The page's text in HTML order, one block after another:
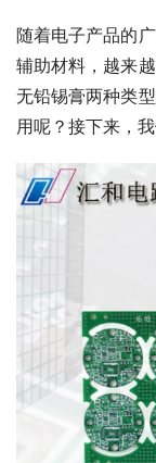
随着电子产品的
辅助材料，越来
无铅锡膏两种类
用呢？接下来，